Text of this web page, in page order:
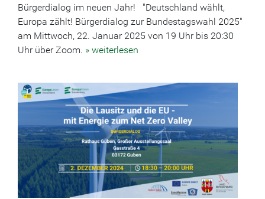
Bürgerdialog im neuen Jahr! "Deutschland wählt,
Europa zählt! Bürgerdialog zur Bundestagswahl 2025"
am Mittwoch, 22. Januar 2025 von 19 Uhr bis 20:30
Uhr über Zoom. » weiterlesen